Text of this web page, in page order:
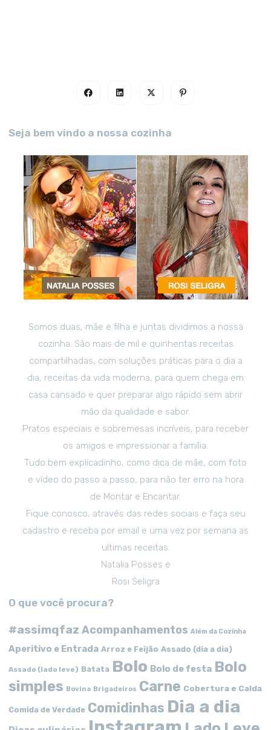
Seja bem vindo a nossa cozinha
Somos duas, mãe e filha e juntas dividimos a nossa
cozinha. São mais de mil e quinhentas receitas
compartilhadas, com soluções práticas para o dia a
dia, receitas da vida moderna, para quem chega em
casa cansado e quer preparar algo rápido sem abrir
mão da qualidade e sabor.
Pratos especiais e sobremesas incríveis, para receber
os amigos e impressionar a família.
Tudo bem explicadinho, como dica de mãe, com foto
e vídeo do passo a passo, para não ter erro na hora
de Montar e Encantar.
Fique conosco, através das redes sociais e faça seu
cadastro e receba por email e uma vez por semana as
ultimas receitas.
Natalia Posses e
Rosi Seligra
O que você procura?
#assimqfaz Acompanhamentos Além da Cozinha
Aperitivo e Entrada Arroz e Feijão Assado (dia a dia)
Assado (lado leve) Batata Bolo Bolo de festa Bolo
simples Bovina Brigadeiros Carne Cobertura e Calda
Comida de Verdade Comidinhas Dia a dia